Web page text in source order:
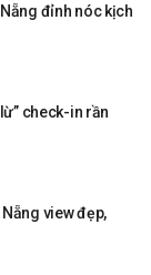
đỉnh nóc kịch
check-in rần
view đẹp,